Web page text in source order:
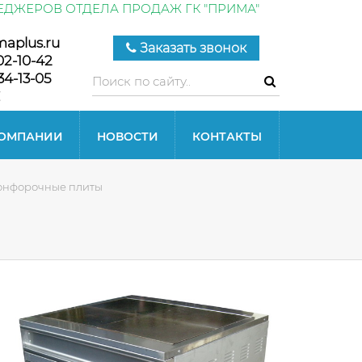
ОТДЕЛА ПРОДАЖ ГК "ПРИМА"
10-42
13-05
Заказать звонок
НОВОСТИ КОНТАКТЫ
плиты